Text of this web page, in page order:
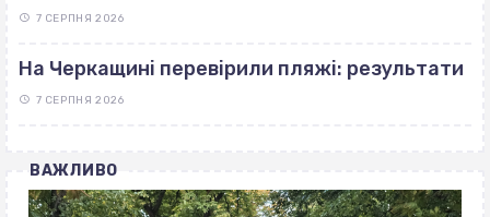
7 СЕРПНЯ 2026
На Черкащині перевірили пляжі: результати
7 СЕРПНЯ 2026
ВАЖЛИВО